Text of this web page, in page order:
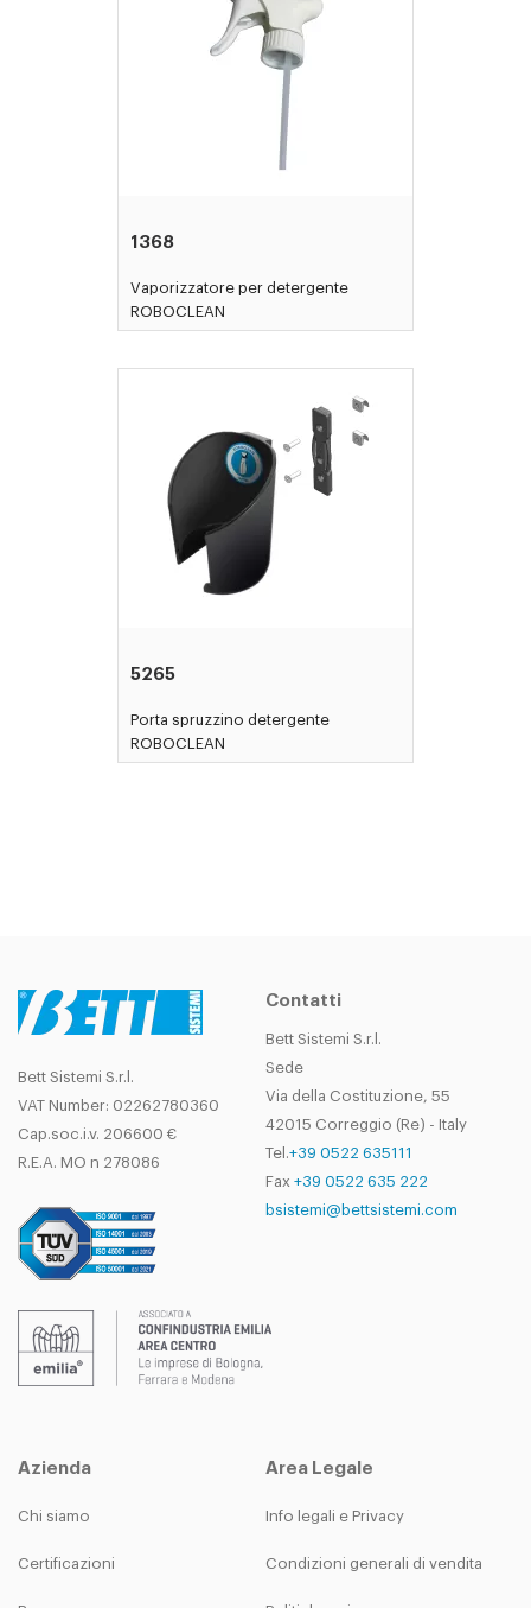
1368
Vaporizzatore per detergente
ROBOCLEAN
5265
Porta spruzzino detergente
ROBOCLEAN
Bett Sistemi S.r.l.
VAT Number: 02262780360
Cap.soc.i.v. 206600 €
R.E.A. MO n 278086
Contatti
Bett Sistemi S.r.l.
Sede
Via della Costituzione, 55
42015 Correggio (Re) - Italy
Tel.+39 0522 635111
Fax +39 0522 635 222
bsistemi@bettsistemi.com
Azienda
Chi siamo
Certificazioni
Area Legale
Info legali e Privacy
Condizioni generali di vendita